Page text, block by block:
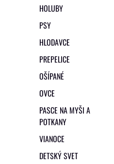
HOLUBY
PSY
HLODAVCE
PREPELICE
OŠÍPANÉ
OVCE
PASCE NA MYŠI A
POTKANY
VIANOCE
DETSKÝ SVET